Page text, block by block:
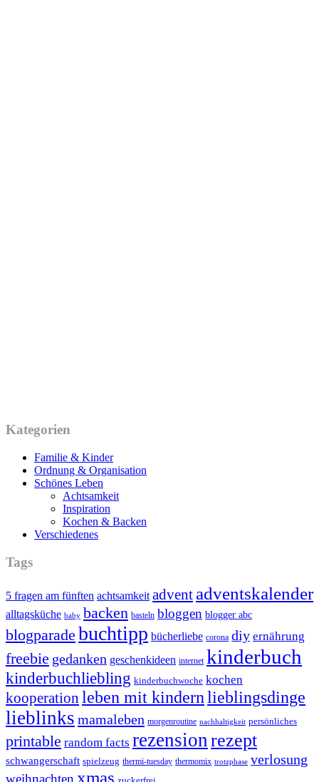
Kategorien
Familie & Kinder
Ordnung & Organisation
Schönes Leben
Achtsamkeit
Inspiration
Kochen & Backen
Verschiedenes
Tags
5 fragen am fünften achtsamkeit advent adventskalender
alltagsküche baby backen basteln bloggen blogger abc
blogparade buchtipp bücherliebe corona diy ernährung
freebie gedanken geschenkideen internet kinderbuch
kinderbuchliebling kinderbuchwoche kochen
kooperation leben mit kindernlieblingsdinge
lieblinks mamaleben morgenroutine nachhaltigkeit persönliches
printable random facts rezensionrezept
schwangerschaft spielzeug thermi-tuesday thermomix trotzphase verlosung
xmas